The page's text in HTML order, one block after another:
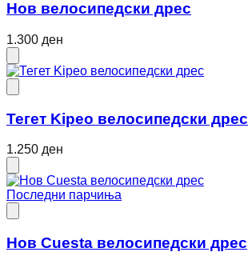
Нов велосипедски дрес
1.300 ден
Тегет Kipeo велосипедски дрес
1.250 ден
Последни парчиња
Нов Cuesta велосипедски дрес